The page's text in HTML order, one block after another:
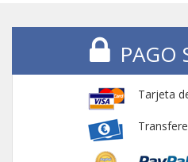
PAGO
Tarjeta